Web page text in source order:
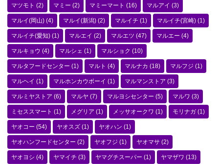
マツモト (2) マミー (2) マミーマート (16) マルアイ (3)
マルイ(岡山) (4) マルイ(新潟) (2) マルイチ (1) マルイチ(宮崎) (1)
マルイチ(愛知) (1) マルエイ (2) マルエツ (47) マルエー (4)
マルキョウ (4) マルシェ (1) マルショク (10)
マルタフードセンター (1) マルト (4) マルナカ (18) マルフジ (1)
マルヘイ (1) マルホンカウボーイ (1) マルマンストア (3)
マルミヤストア (6) マルヤ (7) マルヨシセンター (5) マルワ (3)
ミセススマート (1) メグリア (1) メッサオークワ (1) モリナガ (1)
ヤオコー (54) ヤオスズ (1) ヤオハン (1)
ヤオハンフードセンター (2) ヤオフジ (1) ヤオマサ (2)
ヤオヨシ (4) ヤマイチ (3) ヤマグチスーパー (1) ヤマザワ (13)